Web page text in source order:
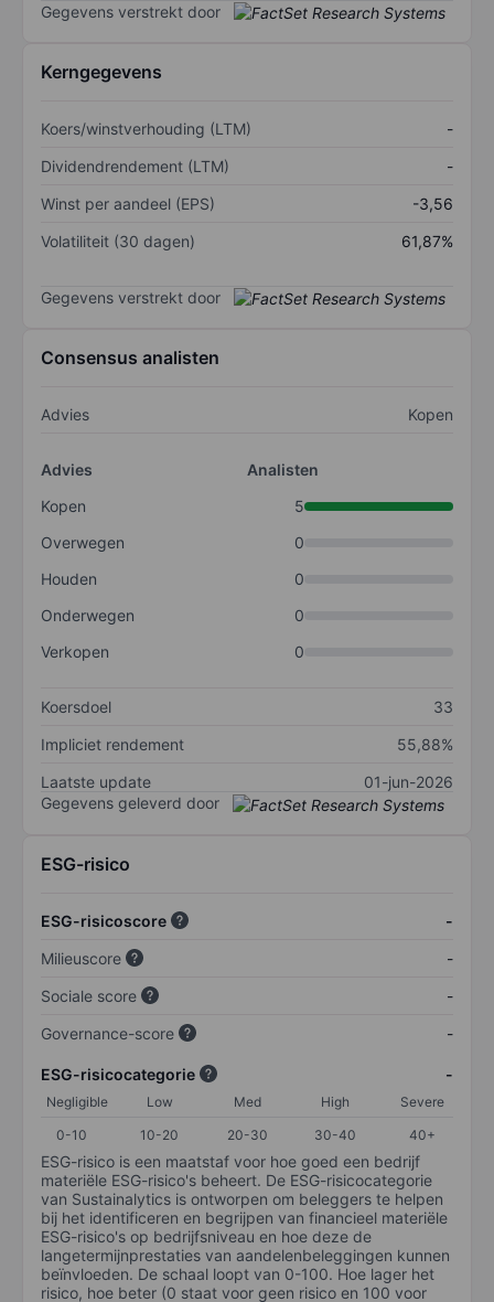
Gegevens verstrekt door
Kerngegevens
Koers/winstverhouding (LTM)
-
Dividendrendement (LTM)
-
Winst per aandeel (EPS)
-3,56
Volatiliteit (30 dagen)
61,87%
Gegevens verstrekt door
Consensus analisten
Advies Kopen
Advies
Analisten
Kopen
5
Overwegen
0
Houden
0
Onderwegen
0
Verkopen
0
Koersdoel
33
Impliciet rendement
55,88%
Laatste update
01-jun-2026
Gegevens geleverd door
ESG-risico
ESG-risicoscore
-
Milieuscore
-
Sociale score
-
Governance-score
-
ESG-risicocategorie -
Negligible Low Med High
Severe
0-10
10-20 20-30 30-40 40+
ESG-risico is een maatstaf voor hoe goed een bedrijf
materiële ESG-risico's beheert. De ESG-risicocategorie
van Sustainalytics is ontworpen om beleggers te helpen
bij het identificeren en begrijpen van financieel materiële
ESG-risico's op bedrijfsniveau en hoe deze de
langetermijnprestaties van aandelenbeleggingen kunnen
beïnvloeden. De schaal loopt van 0-100. Hoe lager het
risico, hoe beter (0 staat voor geen risico en 100 voor